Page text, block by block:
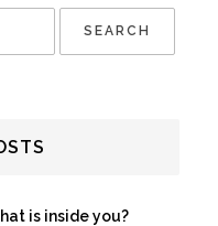
is inside you?